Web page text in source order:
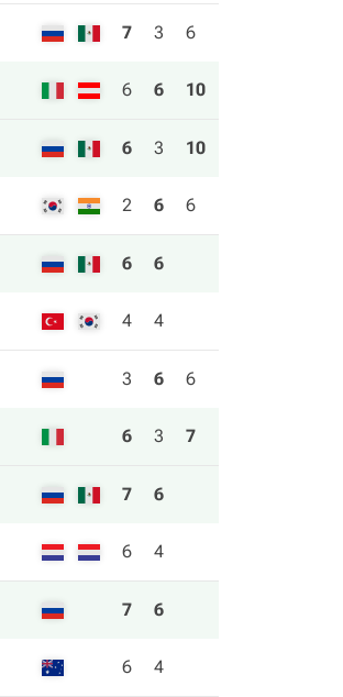
7 3 6
6 6 10
6 3 10
2 6 6
6 6
4 4
3 6 6
6 3 7
7 6
6 4
7 6
6 4